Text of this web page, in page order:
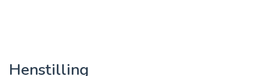
Henstilling